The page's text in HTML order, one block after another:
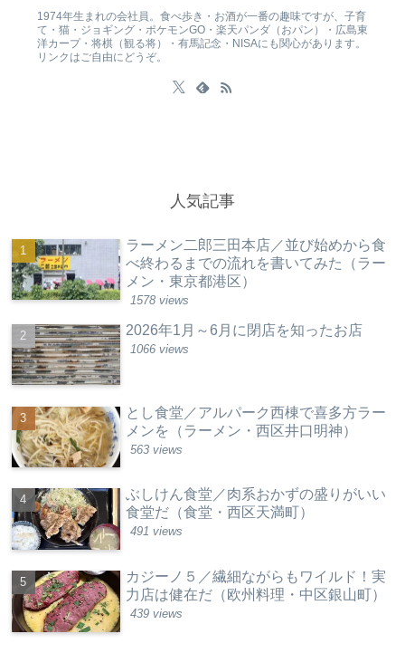
1974年生まれの会社員。食べ歩き・お酒が一番の趣味ですが、子育
て・猫・ジョギング・ポケモンGO・楽天パンダ（おパン）・広島東
洋カープ・将棋（観る将）・有馬記念・NISAにも関心があります。
リンクはご自由にどうぞ。
人気記事
ラーメン二郎三田本店／並び始めから食
べ終わるまでの流れを書いてみた（ラー
メン・東京都港区）
1578 views
2026年1月～6月に閉店を知ったお店
1066 views
とし食堂／アルパーク西棟で喜多方ラー
メンを（ラーメン・西区井口明神）
563 views
ぶしけん食堂／肉系おかずの盛りがいい
食堂だ（食堂・西区天満町）
491 views
カジーノ５／繊細ながらもワイルド！実
力店は健在だ（欧州料理・中区銀山町）
439 views